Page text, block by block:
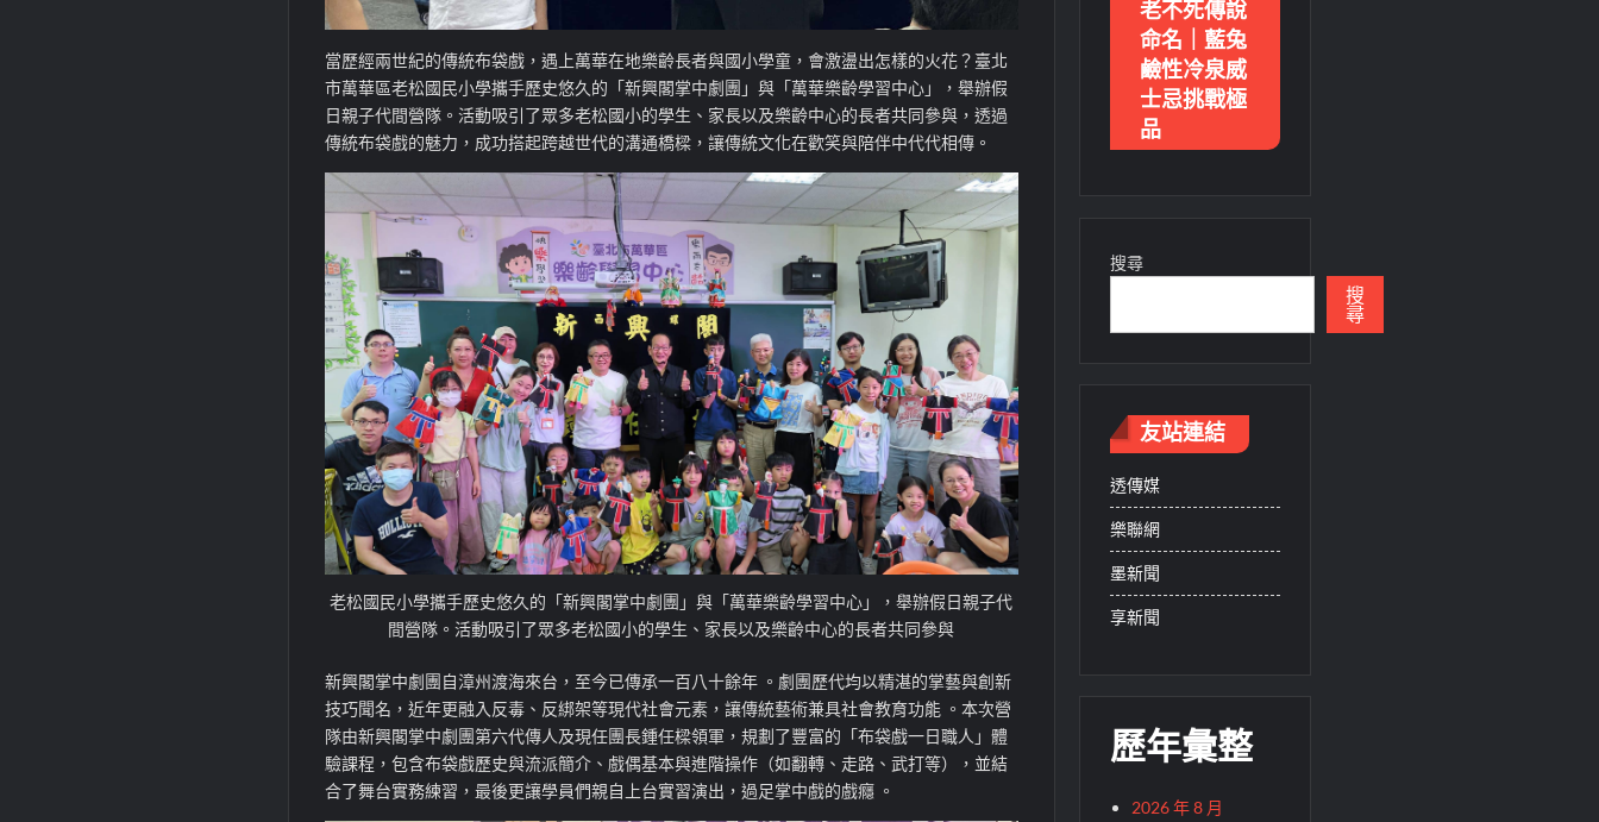
當歷經兩世紀的傳統布袋戲，遇上萬華在地樂齡長者與國小學童，會激盪出怎樣的火花？臺北
市萬華區老松國民小學攜手歷史悠久的「新興閣掌中劇團」與「萬華樂齡學習中心」，舉辦假
日親子代間營隊。活動吸引了眾多老松國小的學生、家長以及樂齡中心的長者共同參與，透過
傳統布袋戲的魅力，成功搭起跨越世代的溝通橋樑，讓傳統文化在歡笑與陪伴中代代相傳。
老松國民小學攜手歷史悠久的「新興閣掌中劇團」與「萬華樂齡學習中心」，舉辦假日親子代
間營隊。活動吸引了眾多老松國小的學生、家長以及樂齡中心的長者共同參與
新興閣掌中劇團自漳州渡海來台，至今已傳承一百八十餘年 。劇團歷代均以精湛的掌藝與創新
技巧聞名，近年更融入反毒、反綁架等現代社會元素，讓傳統藝術兼具社會教育功能 。本次營
隊由新興閣掌中劇團第六代傳人及現任團長鍾任樑領軍，規劃了豐富的「布袋戲一日職人」體
驗課程，包含布袋戲歷史與流派簡介、戲偶基本與進階操作（如翻轉、走路、武打等），並結
合了舞台實務練習，最後更讓學員們親自上台實習演出，過足掌中戲的戲癮 。
老不死傳說
命名｜藍兔
鹼性冷泉威
士忌挑戰極
品
搜尋
搜
尋
友站連結
透傳媒
樂聯網
墨新聞
享新聞
歷年彙整
2026 年 8 月